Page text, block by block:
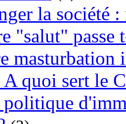
la société
"salut" passe
masturbation
A quoi sert le